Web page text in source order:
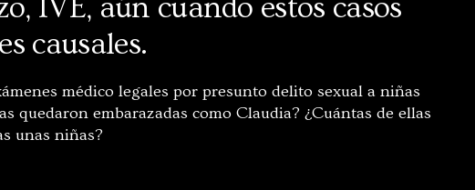
IVE, aún cuando estos casos
causales.
médico legales por presunto delito sexual a niñas
quedaron embarazadas como Claudia? ¿Cuántas de ellas
unas niñas?